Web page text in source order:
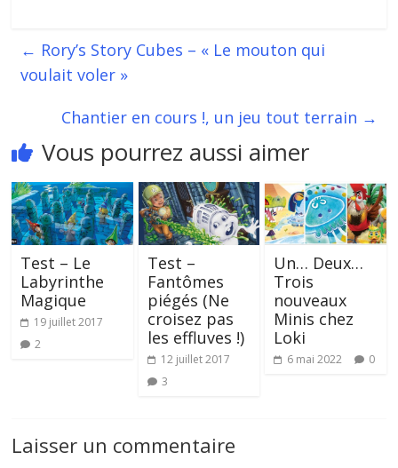
← Rory’s Story Cubes – « Le mouton qui
voulait voler »
Chantier en cours !, un jeu tout terrain →
Vous pourrez aussi aimer
Test – Le
Labyrinthe
Magique
19 juillet 2017
2
Test –
Fantômes
piégés (Ne
croisez pas
les effluves !)
12 juillet 2017
3
Un… Deux…
Trois
nouveaux
Minis chez
Loki
6 mai 2022 0
Laisser un commentaire